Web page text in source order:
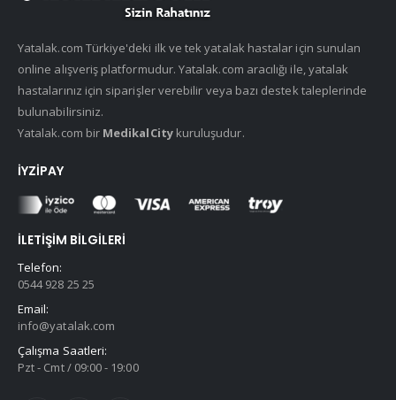
Yatalak.com Türkiye'deki ilk ve tek yatalak hastalar için sunulan
online alışveriş platformudur. Yatalak.com aracılığı ile, yatalak
hastalarınız için siparişler verebilir veya bazı destek taleplerinde
bulunabilirsiniz.
Yatalak.com bir MedikalCitykuruluşudur.
İYZIPAY
İLETIŞIM BILGILERI
Telefon:
0544 928 25 25
Email:
info@yatalak.com
Çalışma Saatleri:
Pzt - Cmt / 09:00 - 19:00